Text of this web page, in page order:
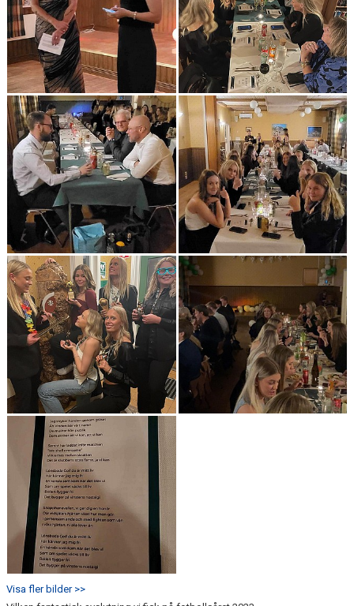
KONTAKT
VÅRA SPONSORER
Visa fler bilder >>